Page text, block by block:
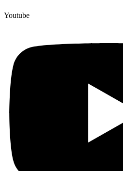
Youtube